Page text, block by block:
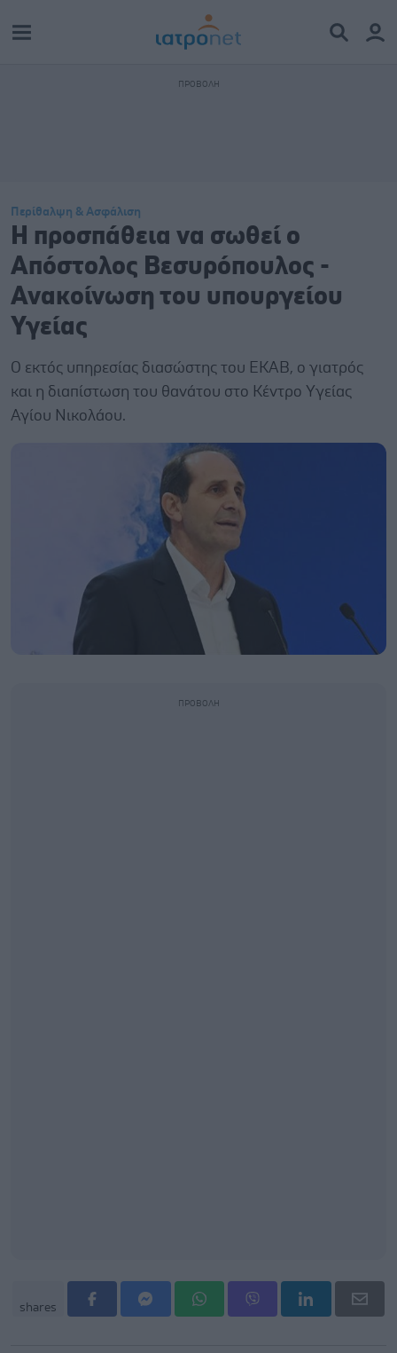
Περίθαλψη & Ασφάλιση
Η προσπάθεια να σωθεί ο
Απόστολος Βεσυρόπουλος -
Ανακοίνωση του υπουργείου
Υγείας
Ο εκτός υπηρεσίας διασώστης του ΕΚΑΒ, ο γιατρός
και η διαπίστωση του θανάτου στο Κέντρο Υγείας
Αγίου Νικολάου.
shares